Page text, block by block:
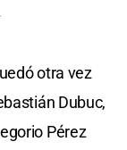
otra vez
Dubuc,
Pérez